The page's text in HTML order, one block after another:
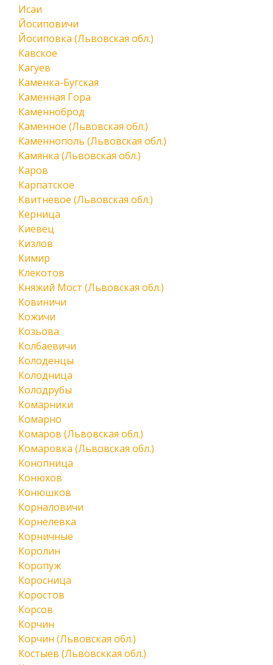
Исаи
Йосиповичи
Йосиповка (Львовская обл.)
Кавское
Кагуев
Каменка-Бугская
Каменная Гора
Каменноброд
Каменное (Львовская обл.)
Каменнополь (Львовская обл.)
Камянка (Львовская обл.)
Каров
Карпатское
Квитневое (Львовская обл.)
Керница
Киевец
Кизлов
Кимир
Клекотов
Княжий Мост (Львовская обл.)
Ковиничи
Кожичи
Козьова
Колбаевичи
Колоденцы
Колодница
Колодрубы
Комарники
Комарно
Комаров (Львовская обл.)
Комаровка (Львовская обл.)
Конопница
Конюхов
Конюшков
Корналовичи
Корнелевка
Корничные
Королин
Коропуж
Коросница
Коростов
Корсов
Корчин
Корчин (Львовская обл.)
Костыев (Львовсккая обл.)